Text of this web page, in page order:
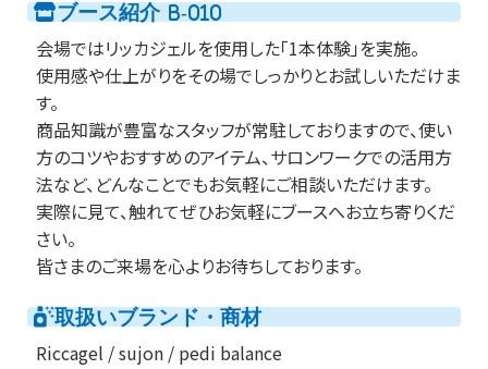
ブース紹介 B-010
会場ではリッカジェルを使用した「1本体験」を実施。
使用感や仕上がりをその場でしっかりとお試しいただけま
す。
商品知識が豊富なスタッフが常駐しておりますので、使い
方のコツやおすすめのアイテム、サロンワークでの活用方
法など、どんなことでもお気軽にご相談いただけます。
実際に見て、触れてぜひお気軽にブースへお立ち寄りくだ
さい。
皆さまのご来場を心よりお待ちしております。
取扱いブランド・商材
Riccagel / sujon / pedi balance